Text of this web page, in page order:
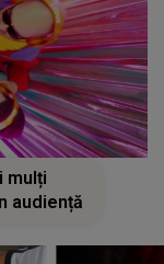
mulți
audiență